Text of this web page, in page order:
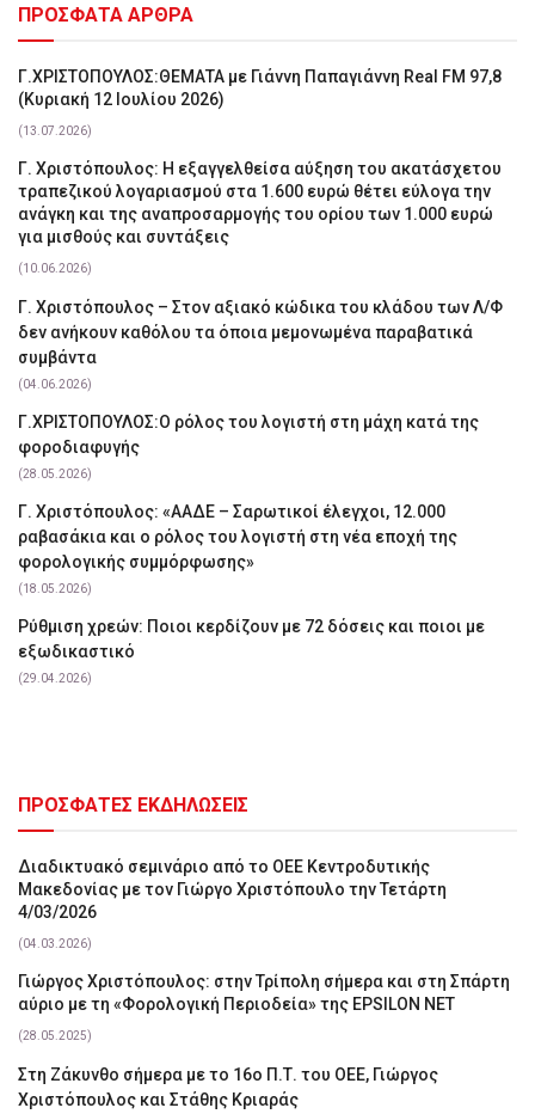
ΠΡΟΣΦΑΤΑ ΑΡΘΡΑ
Γ.ΧΡΙΣΤΟΠΟΥΛΟΣ:ΘΕΜΑΤΑ με Γιάννη Παπαγιάννη Real FM 97,8
(Κυριακή 12 Ιουλίου 2026)
(13.07.2026)
Γ. Χριστόπουλος: Η εξαγγελθείσα αύξηση του ακατάσχετου
τραπεζικού λογαριασμού στα 1.600 ευρώ θέτει εύλογα την
ανάγκη και της αναπροσαρμογής του ορίου των 1.000 ευρώ
για μισθούς και συντάξεις
(10.06.2026)
Γ. Χριστόπουλος – Στον αξιακό κώδικα του κλάδου των Λ/Φ
δεν ανήκουν καθόλου τα όποια μεμονωμένα παραβατικά
συμβάντα
(04.06.2026)
Γ.ΧΡΙΣΤΟΠΟΥΛΟΣ:Ο ρόλος του λογιστή στη μάχη κατά της
φοροδιαφυγής
(28.05.2026)
Γ. Χριστόπουλος: «ΑΑΔΕ – Σαρωτικοί έλεγχοι, 12.000
ραβασάκια και ο ρόλος του λογιστή στη νέα εποχή της
φορολογικής συμμόρφωσης»
(18.05.2026)
Ρύθμιση χρεών: Ποιοι κερδίζουν με 72 δόσεις και ποιοι με
εξωδικαστικό
(29.04.2026)
ΠΡΟΣΦΑΤΕΣ ΕΚΔΗΛΩΣΕΙΣ
Διαδικτυακό σεμινάριο από το ΟΕΕ Κεντροδυτικής
Μακεδονίας με τον Γιώργο Χριστόπουλο την Τετάρτη
4/03/2026
(04.03.2026)
Γιώργος Χριστόπουλος: στην Τρίπολη σήμερα και στη Σπάρτη
αύριο με τη «Φορολογική Περιοδεία» της EPSILON NET
(28.05.2025)
Στη Ζάκυνθο σήμερα με το 16ο Π.Τ. του ΟΕΕ, Γιώργος
Χριστόπουλος και Στάθης Κριαράς